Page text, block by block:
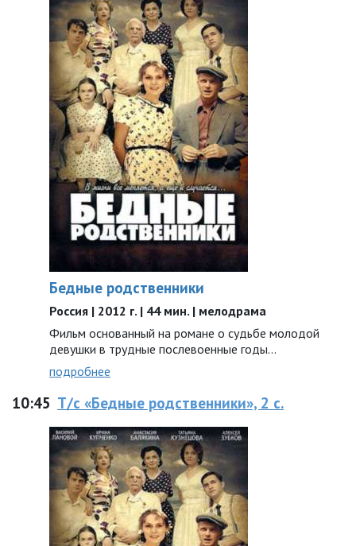
Бедные родственники
Россия | 2012 г. | 44 мин. | мелодрама
Фильм основанный на романе о судьбе молодой
девушки в трудные послевоенные годы…
подробнее
10:45 Т/с «Бедные родственники», 2 с.